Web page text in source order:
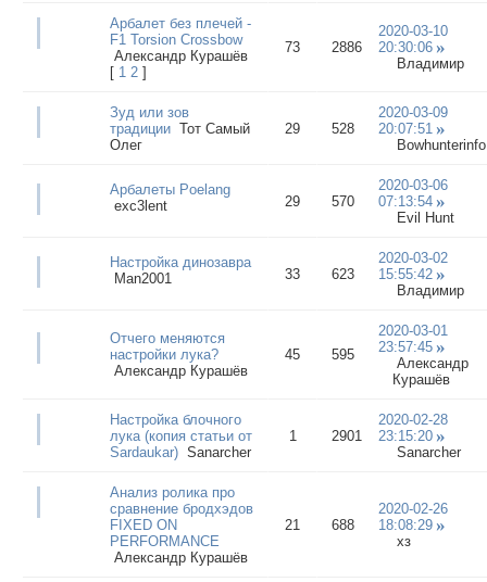
Арбалет без плечей -
F1 Torsion Crossbow
Александр Курашёв
[ 1 2 ]
73 2886
2020-03-10
20:30:06
Владимир
Зуд или зов
традиции Тот Самый
Олег
29 528
2020-03-09
20:07:51
Bowhunterinfo
Арбалеты Poelang
exc3lent
29 570
2020-03-06
07:13:54
Evil Hunt
Настройка динозавра
Man2001
33 623
2020-03-02
15:55:42
Владимир
Отчего меняются
настройки лука?
Александр Курашёв
45 595
2020-03-01
23:57:45
Александр
Курашёв
Настройка блочного
лука (копия статьи от
Sardaukar) Sanarcher
1 2901
2020-02-28
23:15:20
Sanarcher
Анализ ролика про
сравнение бродхэдов
FIXED ON
PERFORMANCE
Александр Курашёв
21 688
2020-02-26
18:08:29
хз